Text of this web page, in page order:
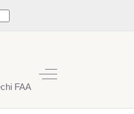
FAA
Off-Canvas Toggle